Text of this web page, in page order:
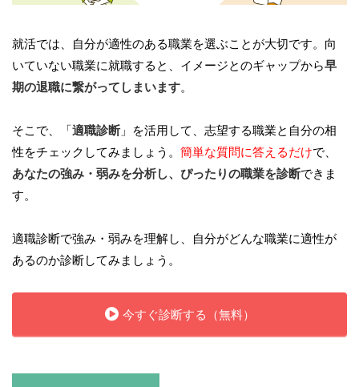
就活では、自分が適性のある職業を選ぶことが大切です。向
いていない職業に就職すると、イメージとのギャップから早
期の退職に繋がってしまいます。
そこで、「適職診断」を活用して、志望する職業と自分の相
性をチェックしてみましょう。 簡単な質問に答えるだけで、
あなたの強み・弱みを分析し、ぴったりの職業を診断できま
す。
適職診断で強み・弱みを理解し、自分がどんな職業に適性が
あるのか診断してみましょう。
今すぐ診断する（無料）